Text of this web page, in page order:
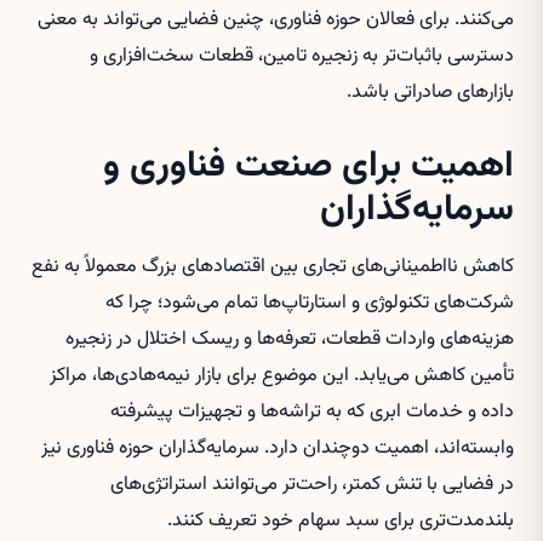
می‌کنند. برای فعالان حوزه فناوری، چنین فضایی می‌تواند به معنی
دسترسی باثبات‌تر به زنجیره تامین، قطعات سخت‌افزاری و
بازارهای صادراتی باشد.
اهمیت برای صنعت فناوری و
سرمایه‌گذاران
کاهش نااطمینانی‌های تجاری بین اقتصادهای بزرگ معمولاً به نفع
شرکت‌های تکنولوژی و استارتاپ‌ها تمام می‌شود؛ چرا که
هزینه‌های واردات قطعات، تعرفه‌ها و ریسک اختلال در زنجیره
تأمین کاهش می‌یابد. این موضوع برای بازار نیمه‌هادی‌ها، مراکز
داده و خدمات ابری که به تراشه‌ها و تجهیزات پیشرفته
وابسته‌اند، اهمیت دوچندان دارد. سرمایه‌گذاران حوزه فناوری نیز
در فضایی با تنش کمتر، راحت‌تر می‌توانند استراتژی‌های
بلندمدت‌تری برای سبد سهام خود تعریف کنند.